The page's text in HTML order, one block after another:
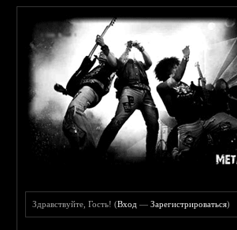
Здравствуйте, Гость! (Вход —Зарегистрироваться)